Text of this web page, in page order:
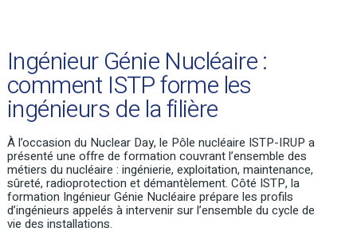
Ingénieur Génie Nucléaire :
comment ISTP forme les
ingénieurs de la filière
À l’occasion du NuclearDay, le Pôle nucléaire ISTP-IRUP a
présenté une offre de formation couvrant l’ensemble des
métiers du nucléaire : ingénierie, exploitation, maintenance,
sûreté, radioprotection et démantèlement. Côté ISTP, la
formation Ingénieur Génie Nucléaire prépare les profils
d’ingénieurs appelés à intervenir sur l’ensemble du cycle de
vie des installations.